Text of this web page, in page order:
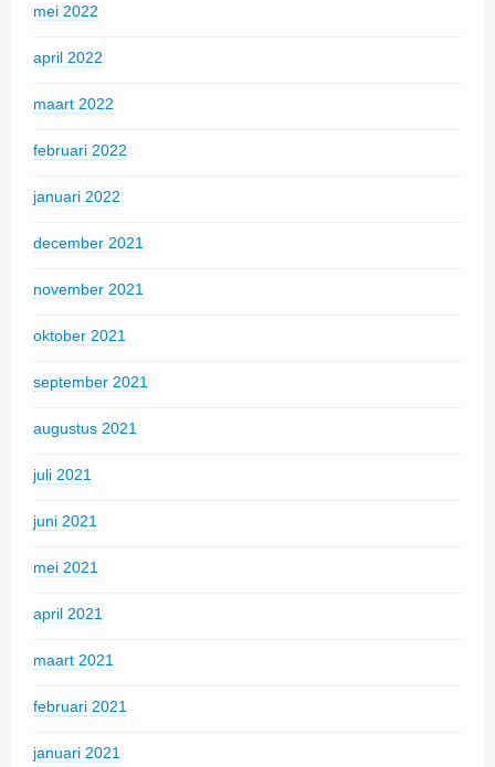
mei 2022
april 2022
maart 2022
februari 2022
januari 2022
december 2021
november 2021
oktober 2021
september 2021
augustus 2021
juli 2021
juni 2021
mei 2021
april 2021
maart 2021
februari 2021
januari 2021